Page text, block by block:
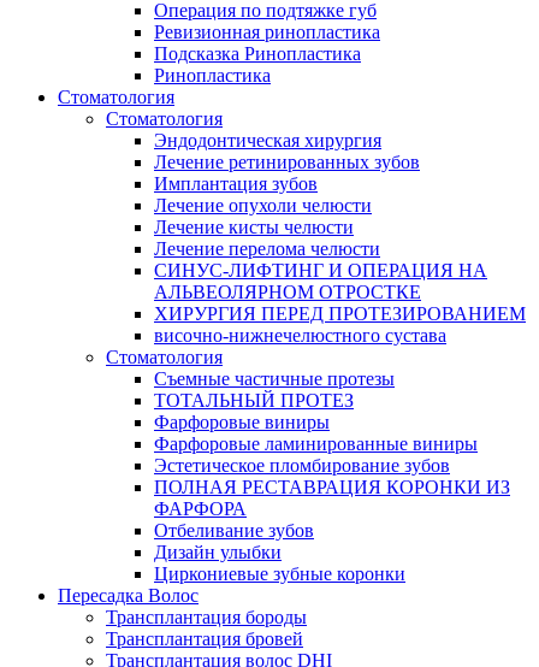
Операция по подтяжке губ
Ревизионная ринопластика
Подсказка Ринопластика
Ринопластика
Стоматология
Стоматология
Эндодонтическая хирургия
Лечение ретинированных зубов
Имплантация зубов
Лечение опухоли челюсти
Лечение кисты челюсти
Лечение перелома челюсти
СИНУС-ЛИФТИНГ И ОПЕРАЦИЯ НА
АЛЬВЕОЛЯРНОМ ОТРОСТКЕ
ХИРУРГИЯ ПЕРЕД ПРОТЕЗИРОВАНИЕМ
височно-нижнечелюстного сустава
Стоматология
Съемные частичные протезы
ТОТАЛЬНЫЙ ПРОТЕЗ
Фарфоровые виниры
Фарфоровые ламинированные виниры
Эстетическое пломбирование зубов
ПОЛНАЯ РЕСТАВРАЦИЯ КОРОНКИ ИЗ
ФАРФОРА
Отбеливание зубов
Дизайн улыбки
Циркониевые зубные коронки
Пересадка Волос
Трансплантация бороды
Трансплантация бровей
Трансплантация волос DHI